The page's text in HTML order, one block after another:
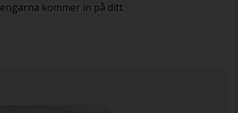
kommer in på ditt